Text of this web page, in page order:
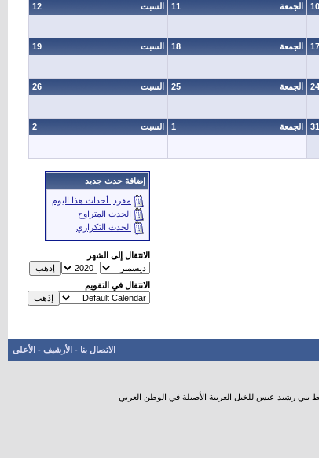
10
11 الجمعة 12 السبت
17
18 الجمعة 19 السبت
24
25 الجمعة 26 السبت
31
1 الجمعة 2 السبت
إضافة حدث جديد
مفرد, أحداث هذا اليوم
الحدث المتراوح
الحدث التكراري
الانتقال إلى الشهر
الانتقال في التقويم
الاتصال بنا - الأرشيف - الأعلى
بني رشيد عبس للخيل العربية الأصيلة في الوطن العربي